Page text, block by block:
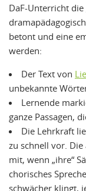
DaF-Unterricht
betont und eine
werden:
Der Text von
unbekannte
Lernende
ganze Passagen,
Die Lehrkraft
zu schnell vor.
mit, wenn „ihre“
chorisches
schwächer klingt,